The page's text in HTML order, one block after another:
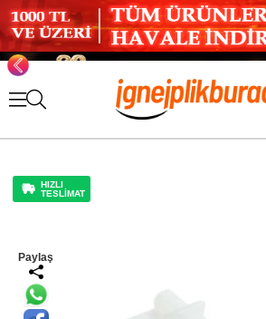
HIZLI
TESLİMAT
Paylaş